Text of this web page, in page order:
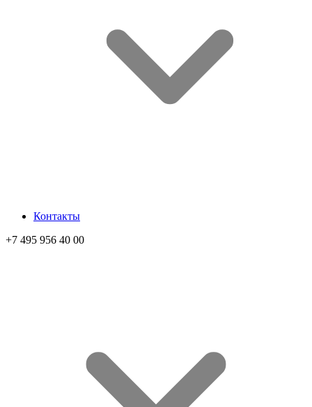
Контакты
+7 495 956 40 00